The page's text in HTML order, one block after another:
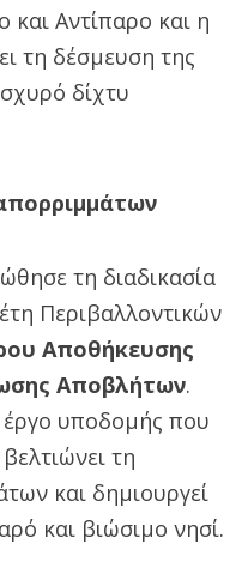
και Αντίπαρο και η
τη δέσμευση της
δίχτυ
τη διαδικασία
Περιβαλλοντικών
Αποθήκευσης
Αποβλήτων.
έργο υποδομής που
τη
και δημιουργεί
και βιώσιμο νησί.